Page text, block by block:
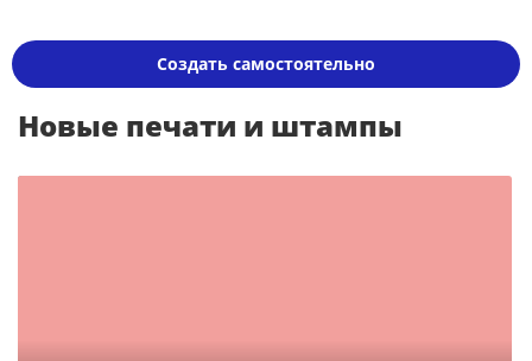
Создать самостоятельно
Новые печати и штампы